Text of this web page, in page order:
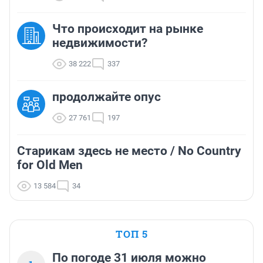
Что происходит на рынке
недвижимости?
38 222 337
продолжайте опус
27 761 197
Старикам здесь не место / No Country
for Old Men
13 584 34
ТОП 5
По погоде 31 июля можно